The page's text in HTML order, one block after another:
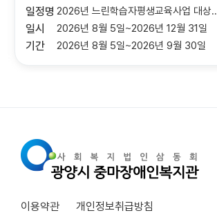
일정명 2026년 느린학습자평생교육사업 대상..
일시 2026년 8월 5일~2026년 12월 31일
기간 2026년 8월 5일~2026년 9월 30일
이용약관 개인정보취급방침